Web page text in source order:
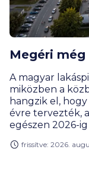
Megéri
A magyar
miközben a
hangzik el,
évre tervezték,
egészen 2026-
vevőnek
frissítve: 2026.